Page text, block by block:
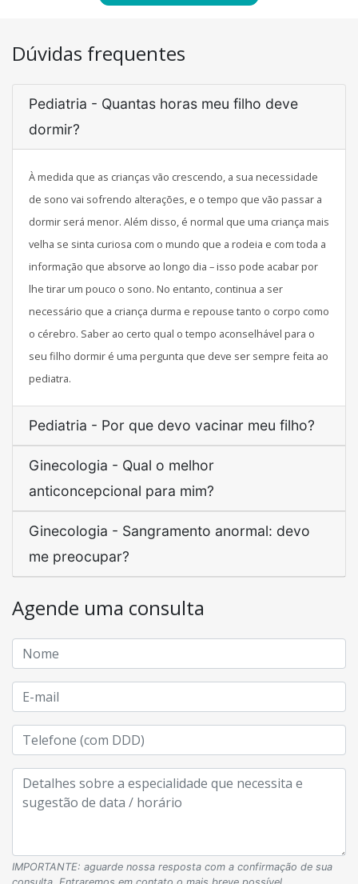
Dúvidas frequentes
Pediatria - Quantas horas meu filho deve
dormir?
À medida que as crianças vão crescendo, a sua necessidade
de sono vai sofrendo alterações, e o tempo que vão passar a
dormir será menor. Além disso, é normal que uma criança mais
velha se sinta curiosa com o mundo que a rodeia e com toda a
informação que absorve ao longo dia – isso pode acabar por
lhe tirar um pouco o sono. No entanto, continua a ser
necessário que a criança durma e repouse tanto o corpo como
o cérebro. Saber ao certo qual o tempo aconselhável para o
seu filho dormir é uma pergunta que deve ser sempre feita ao
pediatra.
Pediatria - Por que devo vacinar meu filho?
Ginecologia - Qual o melhor
anticoncepcional para mim?
Ginecologia - Sangramento anormal: devo
me preocupar?
Agende uma consulta
IMPORTANTE: aguarde nossa resposta com a confirmação de sua